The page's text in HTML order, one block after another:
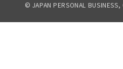
© JAPAN PERSONAL